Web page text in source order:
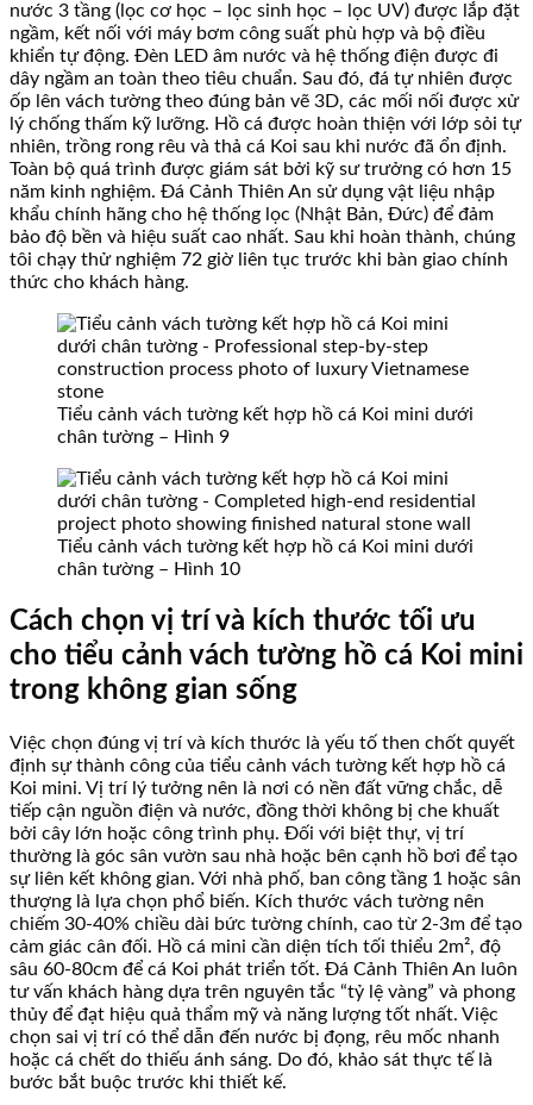
nước 3 tầng (lọc cơ học – lọc sinh học – lọc UV) được lắp đặt
ngầm, kết nối với máy bơm công suất phù hợp và bộ điều
khiển tự động. Đèn LED âm nước và hệ thống điện được đi
dây ngầm an toàn theo tiêu chuẩn. Sau đó, đá tự nhiên được
ốp lên vách tường theo đúng bản vẽ 3D, các mối nối được xử
lý chống thấm kỹ lưỡng. Hồ cá được hoàn thiện với lớp sỏi tự
nhiên, trồng rong rêu và thả cá Koi sau khi nước đã ổn định.
Toàn bộ quá trình được giám sát bởi kỹ sư trưởng có hơn 15
năm kinh nghiệm. Đá Cảnh Thiên An sử dụng vật liệu nhập
khẩu chính hãng cho hệ thống lọc (Nhật Bản, Đức) để đảm
bảo độ bền và hiệu suất cao nhất. Sau khi hoàn thành, chúng
tôi chạy thử nghiệm 72 giờ liên tục trước khi bàn giao chính
thức cho khách hàng.
Tiểu cảnh vách tường kết hợp hồ cá Koi mini dưới
chân tường – Hình 9
Tiểu cảnh vách tường kết hợp hồ cá Koi mini dưới
chân tường – Hình 10
Cách chọn vị trí và kích thước tối ưu
cho tiểu cảnh vách tường hồ cá Koi mini
trong không gian sống
Việc chọn đúng vị trí và kích thước là yếu tố then chốt quyết
định sự thành công của tiểu cảnh vách tường kết hợp hồ cá
Koi mini. Vị trí lý tưởng nên là nơi có nền đất vững chắc, dễ
tiếp cận nguồn điện và nước, đồng thời không bị che khuất
bởi cây lớn hoặc công trình phụ. Đối với biệt thự, vị trí
thường là góc sân vườn sau nhà hoặc bên cạnh hồ bơi để tạo
sự liên kết không gian. Với nhà phố, ban công tầng 1 hoặc sân
thượng là lựa chọn phổ biến. Kích thước vách tường nên
chiếm 30-40% chiều dài bức tường chính, cao từ 2-3m để tạo
cảm giác cân đối. Hồ cá mini cần diện tích tối thiểu 2m², độ
sâu 60-80cm để cá Koi phát triển tốt. Đá Cảnh Thiên An luôn
tư vấn khách hàng dựa trên nguyên tắc “tỷ lệ vàng” và phong
thủy để đạt hiệu quả thẩm mỹ và năng lượng tốt nhất. Việc
chọn sai vị trí có thể dẫn đến nước bị đọng, rêu mốc nhanh
hoặc cá chết do thiếu ánh sáng. Do đó, khảo sát thực tế là
bước bắt buộc trước khi thiết kế.